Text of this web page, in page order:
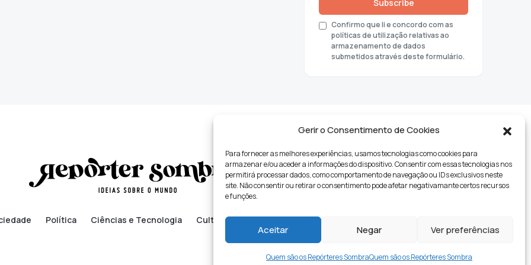
Gerir o Consentimento de Cookies
Para fornecer as melhores experiências, usamos tecnologias como cookies para
armazenar e/ou aceder a informações do dispositivo. Consentir com essas tecnologias nos
permitirá processar dados, como comportamento de navegação ou IDs exclusivos neste
site. Não consentir ou retirar o consentimento pode afetar negativamante certos recursos
e funções.
Aceitar Negar Ver preferências
Quem são os Repórteres SombraQuem são os Repórteres Sombra
Subscribe
Confirmo que li e concordo com as
políticas de utilização relativas ao
armazenamento de dados
submetidos através deste formulário.
Política Ciências e Tecnologia Cultura Lifestyle